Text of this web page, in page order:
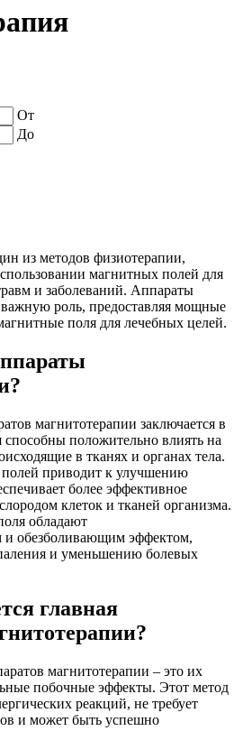
От
До
из методов физиотерапии,
магнитных полей для
и заболеваний. Аппараты
роль, предоставляя мощные
поля для лечебных целей.
магнитотерапии заключается в
положительно влиять на
в тканях и органах тела.
приводит к улучшению
более эффективное
клеток и тканей организма.
обладают
и обезболивающим эффектом,
и уменьшению болевых
главная
магнитотерапии – это их
побочные эффекты. Этот метод
реакций, не требует
и может быть успешно